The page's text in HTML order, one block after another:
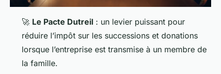
🚀 Le Pacte Dutreil : un levier puissant pour
réduire l’impôt sur les successions et donations
lorsque l’entreprise est transmise à un membre de
la famille.